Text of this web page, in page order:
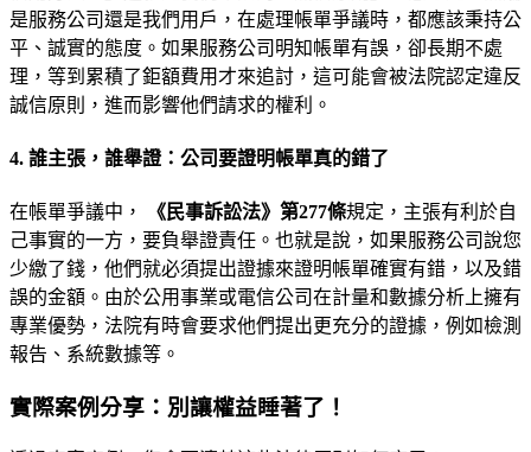
是服務公司還是我們用戶，在處理帳單爭議時，都應該秉持公
平、誠實的態度。如果服務公司明知帳單有誤，卻長期不處
理，等到累積了鉅額費用才來追討，這可能會被法院認定違反
誠信原則，進而影響他們請求的權利。
4. 誰主張，誰舉證：公司要證明帳單真的錯了
在帳單爭議中， 《民事訴訟法》第277條規定，主張有利於自
己事實的一方，要負舉證責任。也就是說，如果服務公司說您
少繳了錢，他們就必須提出證據來證明帳單確實有錯，以及錯
誤的金額。由於公用事業或電信公司在計量和數據分析上擁有
專業優勢，法院有時會要求他們提出更充分的證據，例如檢測
報告、系統數據等。
實際案例分享：別讓權益睡著了！